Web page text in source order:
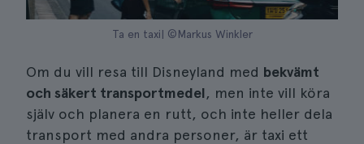
Ta en taxi| ©Markus Winkler
Om du vill resa till Disneyland med bekvämt
och säkert transportmedel, men inte vill köra
själv och planera en rutt, och inte heller dela
transport med andra personer, är taxi ett